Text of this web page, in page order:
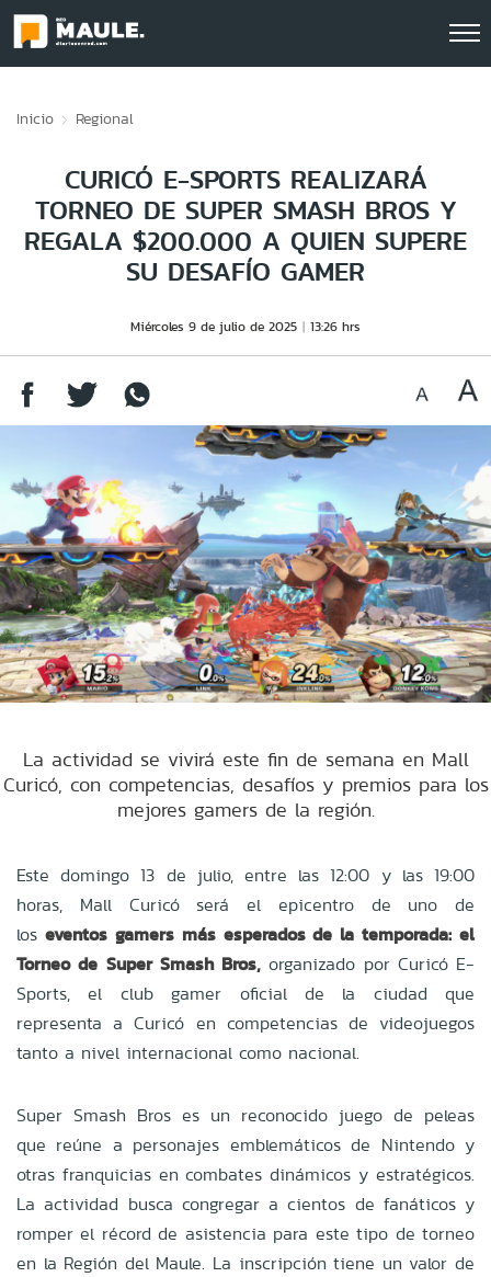
Inicio Regional
CURICÓ E-SPORTS REALIZARÁ
TORNEO DE SUPER SMASH BROS Y
REGALA $200.000 A QUIEN SUPERE
SU DESAFÍO GAMER
Miércoles 9 de julio de 2025 13:26 hrs
La actividad se vivirá este fin de semana en Mall
Curicó, con competencias, desafíos y premios para los
mejores gamers de la región.
Este domingo 13 de julio, entre las 12:00 y las 19:00
horas, Mall Curicó será el epicentro de uno de
los eventos gamers más esperados de la temporada: el
Torneo de Super Smash Bros, organizado por Curicó E-
Sports, el club gamer oficial de la ciudad que
representa a Curicó en competencias de videojuegos
tanto a nivel internacional como nacional.
Super Smash Bros es un reconocido juego de peleas
que reúne a personajes emblemáticos de Nintendo y
otras franquicias en combates dinámicos y estratégicos.
La actividad busca congregar a cientos de fanáticos y
romper el récord de asistencia para este tipo de torneo
en la Región del Maule. La inscripción tiene un valor de